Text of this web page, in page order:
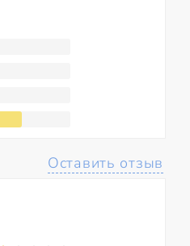
Оставить отзыв